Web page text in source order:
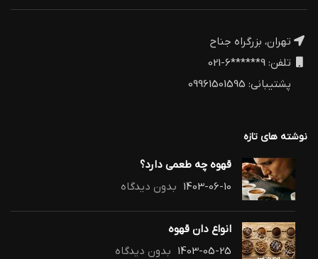
تهران، بزرگراه جناح
تلفن: 9******6-021
پشتیبانی: 09961501595
نوشته های تازه
قهوه چه طعمی دارد؟
1403-06-10 بدون دیدگاه
انواع دان قهوه
1403-05-25 بدون دیدگاه